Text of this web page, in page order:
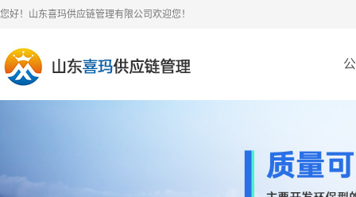
您好！山东喜玛供应链管理有限公司欢迎您！